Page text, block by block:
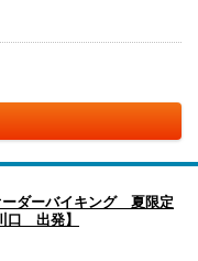
ーダーバイキング 夏限定
口 出発】